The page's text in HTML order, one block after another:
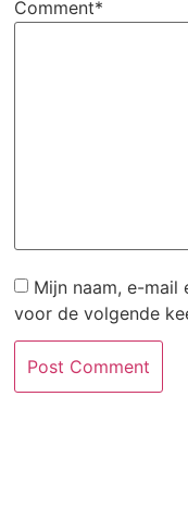
Comment*
Mijn naam, e-mail
voor de volgende